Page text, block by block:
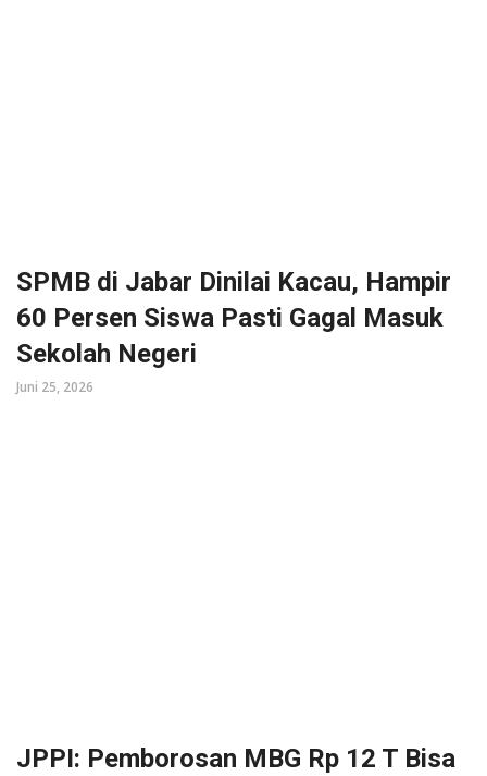
SPMB di Jabar Dinilai Kacau, Hampir
60 Persen Siswa Pasti Gagal Masuk
Sekolah Negeri
Juni 25, 2026
JPPI: Pemborosan MBG Rp 12 T Bisa